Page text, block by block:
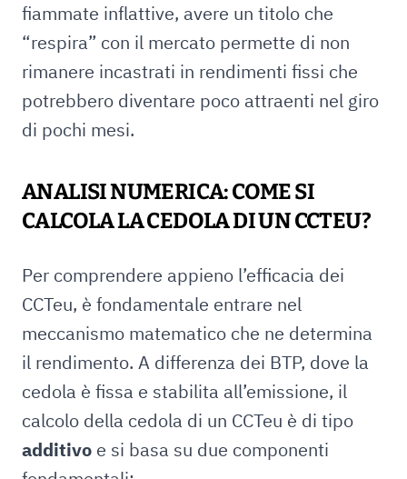
fiammate inflattive, avere un titolo che
“respira” con il mercato permette di non
rimanere incastrati in rendimenti fissi che
potrebbero diventare poco attraenti nel giro
di pochi mesi.
ANALISI NUMERICA: COME SI
CALCOLA LA CEDOLA DI UN CCTEU?
Per comprendere appieno l’efficacia dei
CCTeu, è fondamentale entrare nel
meccanismo matematico che ne determina
il rendimento. A differenza dei BTP, dove la
cedola è fissa e stabilita all’emissione, il
calcolo della cedola di un CCTeu è di tipo
additivo e si basa su due componenti